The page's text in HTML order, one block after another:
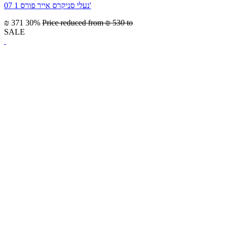
נעלי סניקרס אייר פורס 1 07'
₪ 371 30% Price reduced from₪ 530 to
SALE